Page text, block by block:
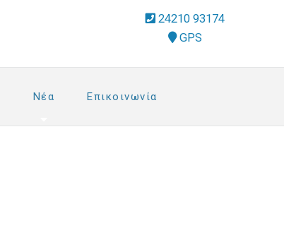
fa-
phone-
square
24210 93174
address
GPS
Νέα Επικοινωνία